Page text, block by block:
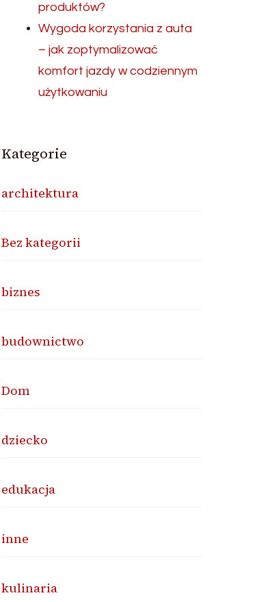
produktów?
Wygoda korzystania z auta
– jak zoptymalizować
komfort jazdy w codziennym
użytkowaniu
Kategorie
architektura
Bez kategorii
biznes
budownictwo
Dom
dziecko
edukacja
inne
kulinaria